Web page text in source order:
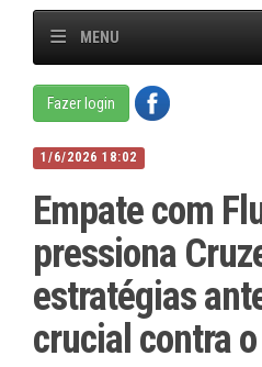
MENU
Fazer login
1/6/2026 18:02
Empate com
pressiona
estratégias
crucial contra